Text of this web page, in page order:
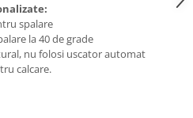
spalare
la 40 de grade
nu folosi uscator automat
calcare.